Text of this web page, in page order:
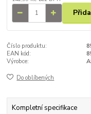
Číslo produktu:
EAN kód:
Výrobce:
Do oblíbených
Kompletní specifikace